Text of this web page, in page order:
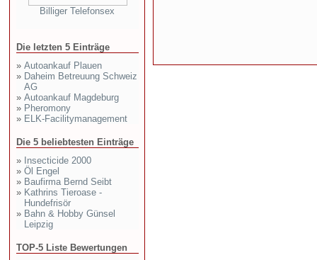
Billiger Telefonsex
Die letzten 5 Einträge
» Autoankauf Plauen
» Daheim Betreuung Schweiz
AG
» Autoankauf Magdeburg
» Pheromony
» ELK-Facilitymanagement
Die 5 beliebtesten Einträge
» Insecticide 2000
» Öl Engel
» Baufirma Bernd Seibt
» Kathrins Tieroase -
Hundefrisör
» Bahn & Hobby Günsel
Leipzig
TOP-5 Liste Bewertungen